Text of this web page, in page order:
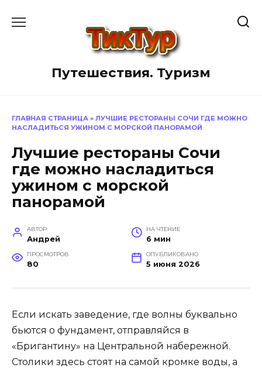
Путешествия. Туризм
ГЛАВНАЯ СТРАНИЦА » ЛУЧШИЕ РЕСТОРАНЫ СОЧИ ГДЕ МОЖНО
НАСЛАДИТЬСЯ УЖИНОМ С МОРСКОЙ ПАНОРАМОЙ
Лучшие рестораны Сочи
где можно насладиться
ужином с морской
панорамой
АВТОР
Андрей
НА ЧТЕНИЕ
6 мин
ПРОСМОТРОВ
80
ОПУБЛИКОВАНО
5 июня 2026
Если искать заведение, где волны буквально
бьются о фундамент, отправляйся в
«Бригантину» на Центральной набережной.
Столики здесь стоят на самой кромке воды, а